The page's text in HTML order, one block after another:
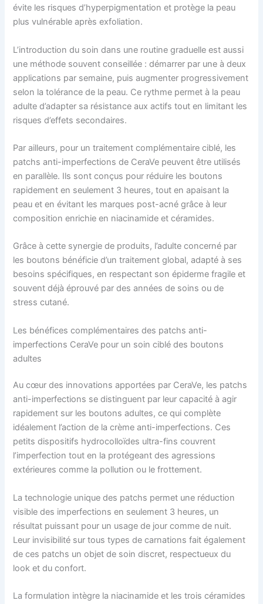
évite les risques d’hyperpigmentation et protège la peau
plus vulnérable après exfoliation.
L’introduction du soin dans une routine graduelle est aussi
une méthode souvent conseillée : démarrer par une à deux
applications par semaine, puis augmenter progressivement
selon la tolérance de la peau. Ce rythme permet à la peau
adulte d’adapter sa résistance aux actifs tout en limitant les
risques d’effets secondaires.
Par ailleurs, pour un traitement complémentaire ciblé, les
patchs anti-imperfections de CeraVe peuvent être utilisés
en parallèle. Ils sont conçus pour réduire les boutons
rapidement en seulement 3 heures, tout en apaisant la
peau et en évitant les marques post-acné grâce à leur
composition enrichie en niacinamide et céramides.
Grâce à cette synergie de produits, l’adulte concerné par
les boutons bénéficie d’un traitement global, adapté à ses
besoins spécifiques, en respectant son épiderme fragile et
souvent déjà éprouvé par des années de soins ou de
stress cutané.
Les bénéfices complémentaires des patchs anti-
imperfections CeraVe pour un soin ciblé des boutons
adultes
Au cœur des innovations apportées par CeraVe, les patchs
anti-imperfections se distinguent par leur capacité à agir
rapidement sur les boutons adultes, ce qui complète
idéalement l’action de la crème anti-imperfections. Ces
petits dispositifs hydrocolloïdes ultra-fins couvrent
l’imperfection tout en la protégeant des agressions
extérieures comme la pollution ou le frottement.
La technologie unique des patchs permet une réduction
visible des imperfections en seulement 3 heures, un
résultat puissant pour un usage de jour comme de nuit.
Leur invisibilité sur tous types de carnations fait également
de ces patchs un objet de soin discret, respectueux du
look et du confort.
La formulation intègre la niacinamide et les trois céramides